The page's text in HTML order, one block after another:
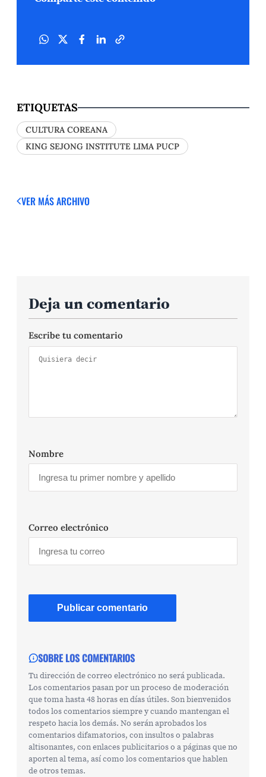
ETIQUETAS
CULTURA COREANA
KING SEJONG INSTITUTE LIMA PUCP
VER MÁSARCHIVO
Deja un comentario
Escribe tu comentario
Nombre
Correo electrónico
SOBRE LOS COMENTARIOS
Tu dirección de correo electrónico no será publicada.
Los comentarios pasan por un proceso de moderación
que toma hasta 48 horas en días útiles. Son bienvenidos
todos los comentarios siempre y cuando mantengan el
respeto hacia los demás. No serán aprobados los
comentarios difamatorios, con insultos o palabras
altisonantes, con enlaces publicitarios o a páginas que no
aporten al tema, así como los comentarios que hablen
de otros temas.